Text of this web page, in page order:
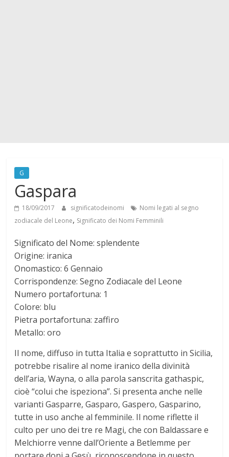
d
e
N
o
m
G
Gaspara
18/09/2017 significatodeinomi
Nomi legati al segno
zodiacale del Leone, Significato dei Nomi Femminili
Significato del Nome: splendente
Origine: iranica
Onomastico: 6 Gennaio
Corrispondenze: Segno Zodiacale del Leone
Numero portafortuna: 1
Colore: blu
Pietra portafortuna: zaffiro
Metallo: oro
Il nome, diffuso in tutta Italia e soprattutto in Sicilia,
potrebbe risalire al nome iranico della divinità
dell’aria, Wayna, o alla parola sanscrita gathaspic,
cioè “colui che ispeziona”. Si presenta anche nelle
varianti Gasparre, Gasparo, Gaspero, Gasparino,
tutte in uso anche al femminile. Il nome riflette il
culto per uno dei tre re Magi, che con Baldassare e
Melchiorre venne dall’Oriente a Betlemme per